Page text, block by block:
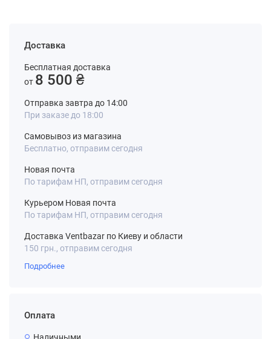
Доставка
Бесплатная доставка
от 8 500 ₴
Отправка завтра до 14:00
При заказе до 18:00
Самовывоз из магазина
Бесплатно, отправим сегодня
Новая почта
По тарифам НП, отправим сегодня
Курьером Новая почта
По тарифам НП, отправим сегодня
Доставка Ventbazar по Киеву и области
150 грн., отправим сегодня
Подробнее
Оплата